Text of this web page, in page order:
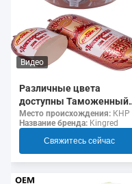
Видео
Различные цвета
доступны Таможенный
логотип флексография
Печать 5 слоев колбасы
Оболочки для колбас
Место происхождения: КНР
Название бренда: Kingred
Свяжитесь сейчас